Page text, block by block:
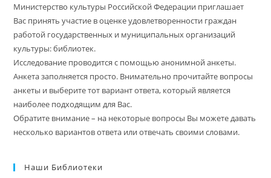
Министерство культуры Российской Федерации приглашает
Вас принять участие в оценке удовлетворенности граждан
работой государственных и муниципальных организаций
культуры: библиотек.
Исследование проводится с помощью анонимной анкеты.
Анкета заполняется просто. Внимательно прочитайте вопросы
анкеты и выберите тот вариант ответа, который является
наиболее подходящим для Вас.
Обратите внимание – на некоторые вопросы Вы можете давать
несколько вариантов ответа или отвечать своими словами.
Наши Библиотеки